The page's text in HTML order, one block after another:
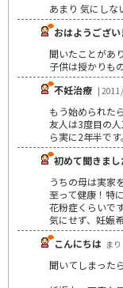
あまり 気にしな
おはようござ
聞いたことがあ
子供は授かりも
不妊治療 |
もう始められた
友人は3度目の
ら実に2年半です。
初めて聞きまし
うちの母は実家
至って健康！特
花粉症くらいで
気にせず、妊娠
こんにちは ま
聞いてしまった